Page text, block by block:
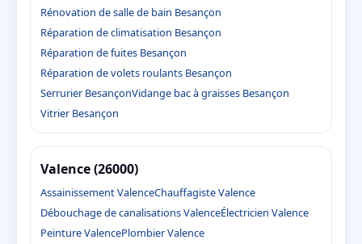
Rénovation de salle de bain Besançon
Réparation de climatisation Besançon
Réparation de fuites Besançon
Réparation de volets roulants Besançon
Serrurier BesançonVidange bac à graisses Besançon
Vitrier Besançon
Valence (26000)
Assainissement ValenceChauffagiste Valence
Débouchage de canalisations ValenceÉlectricien Valence
Peinture ValencePlombier Valence